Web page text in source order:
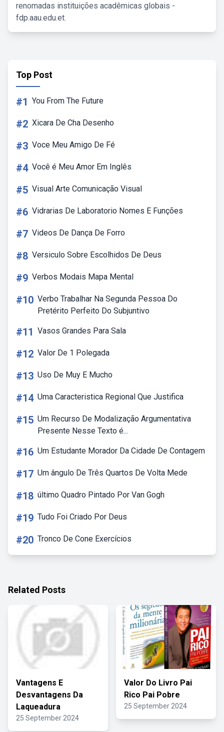
renomadas instituições acadêmicas globais -
fdp.aau.edu.et.
Top Post
#1 You From The Future
#2 Xicara De Cha Desenho
#3 Voce Meu Amigo De Fé
#4 Você é Meu Amor Em Inglês
#5 Visual Arte Comunicação Visual
#6 Vidrarias De Laboratorio Nomes E Funções
#7 Videos De Dança De Forro
#8 Versiculo Sobre Escolhidos De Deus
#9 Verbos Modais Mapa Mental
#10 Verbo Trabalhar Na Segunda Pessoa Do
Pretérito Perfeito Do Subjuntivo
#11 Vasos Grandes Para Sala
#12 Valor De 1 Polegada
#13 Uso De Muy E Mucho
#14 Uma Caracteristica Regional Que Justifica
#15 Um Recurso De Modalização Argumentativa
Presente Nesse Texto é...
#16 Um Estudante Morador Da Cidade De Contagem
#17 Um ângulo De Três Quartos De Volta Mede
#18 último Quadro Pintado Por Van Gogh
#19 Tudo Foi Criado Por Deus
#20 Tronco De Cone Exercícios
Related Posts
Vantagens E
Desvantagens Da
Laqueadura
25 September 2024
Valor Do Livro Pai
Rico Pai Pobre
25 September 2024